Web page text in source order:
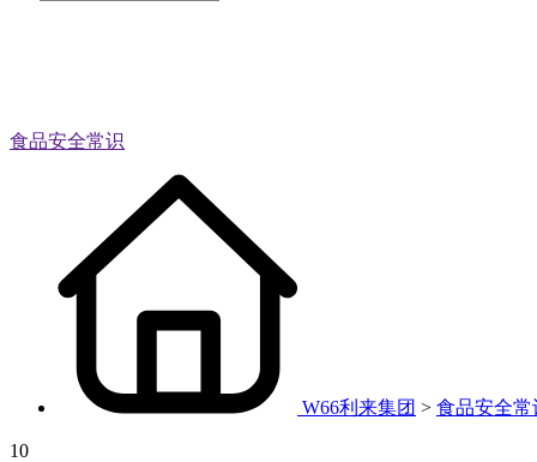
食品安全常识
W66利来集团 > 食品安全常
10